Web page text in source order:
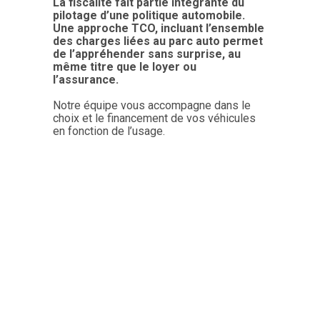
pilotage d’une politique automobile.
Une approche TCO, incluant l’ensemble
des charges liées au parc auto permet
de l’appréhender sans surprise, au
même titre que le loyer ou
l’assurance.
Notre équipe vous accompagne dans le
choix et le financement de vos véhicules
en fonction de l’usage.